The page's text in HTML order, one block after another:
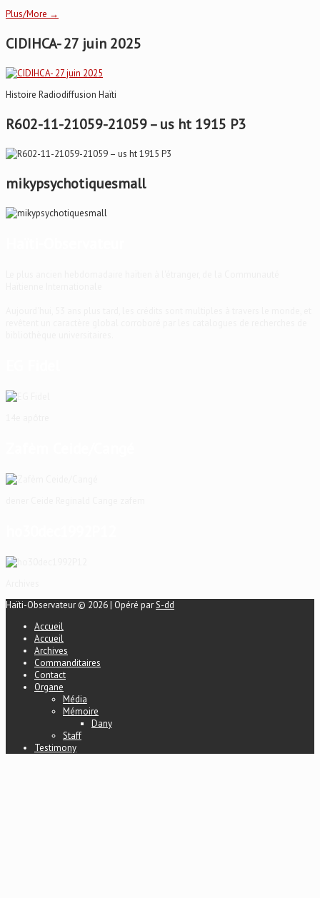
Plus/More →
CIDIHCA- 27 juin 2025
Histoire Radiodiffusion Haïti
R602-11-21059-21059 – us ht 1915 P3
mikypsychotiquesmall
Haïti-Observateur © 2026 | Opéré parS-dd
Accueil
Accueil
Archives
Commanditaires
Contact
Organe
Média
Mémoire
Dany
Staff
Testimony